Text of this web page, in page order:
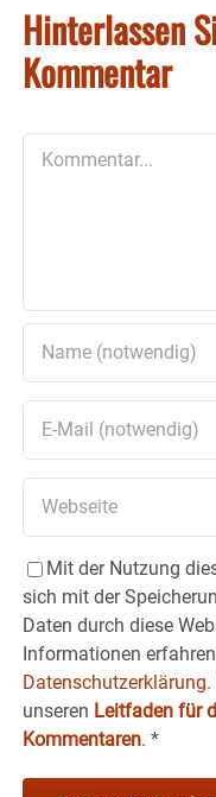
Hinterlassen
Kommentar
Mit der Nutzung
sich mit der
Daten durch diese
Informationen
Datenschutzerklärung.
unseren Leitfaden für
Kommentaren. *